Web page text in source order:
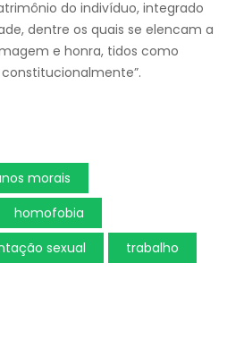
do indivíduo, integrado
dentre os quais se elencam a
e honra, tidos como
morais
homofobia
sexual trabalho